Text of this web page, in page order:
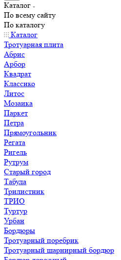
Каталог
По всему сайту
По каталогу
Каталог
Тротуарная плита
Абрис
Арбор
Квадрат
Классико
Литос
Мозаика
Паркет
Петра
Прямоугольник
Регата
Ригель
Рутрум
Старый город
Табула
Трилистник
ТРИО
Туртур
Урбан
Бордюры
Тротуарный поребрик
Тротуарный шарнирный бордюр